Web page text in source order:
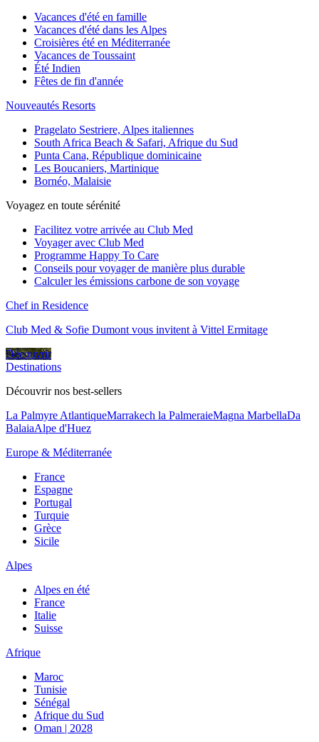
Vacances d'été en famille
Vacances d'été dans les Alpes
Croisières été en Méditerranée
Vacances de Toussaint
Été Indien
Fêtes de fin d'année
Nouveautés Resorts
Pragelato Sestriere, Alpes italiennes
South Africa Beach & Safari, Afrique du Sud
Punta Cana, République dominicaine
Les Boucaniers, Martinique
Bornéo, Malaisie
Voyagez en toute sérénité
Facilitez votre arrivée au Club Med
Voyager avec Club Med
Programme Happy To Care
Conseils pour voyager de manière plus durable
Calculer les émissions carbone de son voyage
Chef in Residence
Club Med & Sofie Dumont vous invitent à Vittel Ermitage
Découvrir
Destinations
Découvrir nos best-sellers
La Palmyre AtlantiqueMarrakech la PalmeraieMagna MarbellaDa
BalaiaAlpe d'Huez
Europe & Méditerranée
France
Espagne
Portugal
Turquie
Grèce
Sicile
Alpes
Alpes en été
France
Italie
Suisse
Afrique
Maroc
Tunisie
Sénégal
Afrique du Sud
Oman | 2028